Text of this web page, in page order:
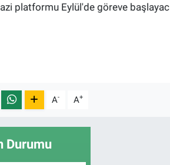
Eylül'de göreve başlayacak...
A- A+
Durumu